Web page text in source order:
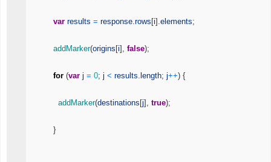
var results = response.rows i .elements;
addMarker(origins i , false);
for (var j = 0; j < results. length; j++) {
addMarker(destinations j , true);
}